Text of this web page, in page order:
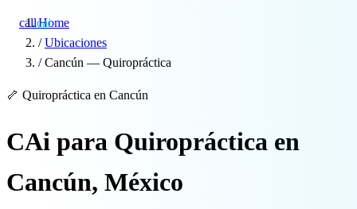
callcai
Precios
Home
/ Ubicaciones
/ Cancún — Quiropráctica
🦴 Quiropráctica en Cancún
CAi para Quiropráctica en
Cancún, México